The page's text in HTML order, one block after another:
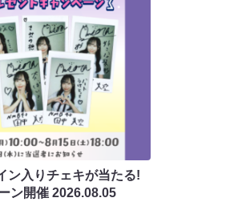
ン入りチェキが当たる!
ン開催 2026.08.05